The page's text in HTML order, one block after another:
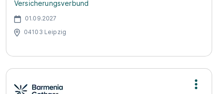
Versicherungsverbund
01.09.2027
04103 Leipzig